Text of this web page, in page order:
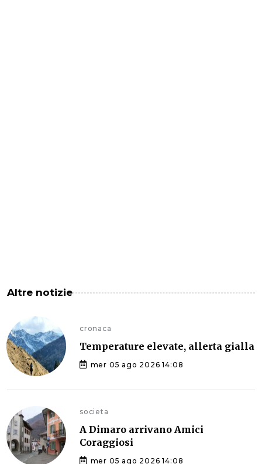
Altre notizie
cronaca
Temperature elevate, allerta gialla
mer 05 ago 2026 14:08
societa
A Dimaro arrivano Amici
Coraggiosi
mer 05 ago 2026 14:08